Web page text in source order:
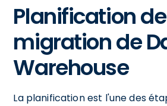
Planification
migration de
Warehouse
La planification est l'une des